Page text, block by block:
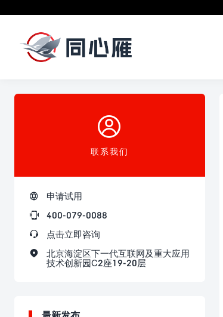

联系我们

申请试用

400-079-0088

点击立即咨询

北京海淀区下一代互联网及重大应用
技术创新园C2座19-20层